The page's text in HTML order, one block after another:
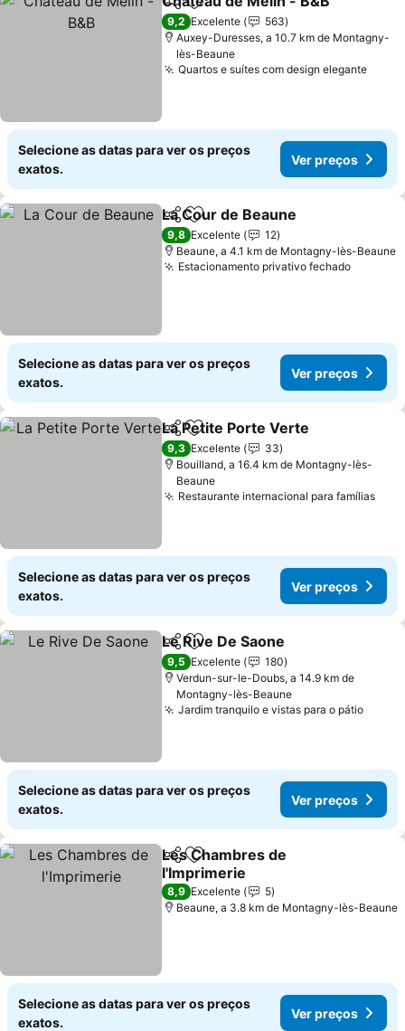
PartilharAdicionar aos favoritos
9,2 Excelente
563
Auxey-Duresses, a 10.7 km de Montagny-
lès-Beaune
Quartos e suítes com design eleganteVer
Selecione as datas para ver os preços
exatos.
Ver preços
PartilharAdicionar aos favoritos
La Cour de Beaune
9,8 Excelente
12
Beaune, a 4.1 km de Montagny-lès-Beaune
Estacionamento privativo fechadoVer
Selecione as datas para ver os preços
exatos.
Ver preços
PartilharAdicionar aos favoritos
La Petite Porte Verte
9,3 Excelente
33
Bouilland, a 16.4 km de Montagny-lès-
Beaune
Restaurante internacional para famíliasVer
Selecione as datas para ver os preços
exatos.
Ver preços
PartilharAdicionar aos favoritos
Le Rive De Saone
9,5 Excelente
180
Verdun-sur-le-Doubs, a 14.9 km de
Montagny-lès-Beaune
Jardim tranquilo e vistas para o pátioVer
Selecione as datas para ver os preços
exatos.
Ver preços
PartilharAdicionar aos favoritos
Les Chambres de
l'Imprimerie
Ver preços
8,9 Excelente
5
Beaune, a 3.8 km de Montagny-lès-Beaune
Selecione as datas para ver os preços
exatos.
Ver preços